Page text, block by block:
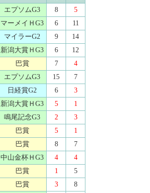
エプソムG3 8
5
マーメイＨG3 6
11
マイラーG2 9
14
新潟大賞ＨG3 6
12
巴賞 7
4
エプソムG3 15
7
日経賞G2 6
3
新潟大賞ＨG3 5
1
鳴尾記念G3 2
3
巴賞 5
1
巴賞 8
7
中山金杯ＨG3 4
4
巴賞 1
5
巴賞 3 8